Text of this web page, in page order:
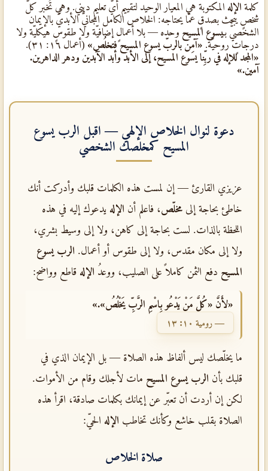
كلمة الإله المكتوبة هي المعيار الوحيد لتقييم أيٌّ تعليمٍ ديني. وهي تُخبر كلّ
شخصٍ يبحث بصدقٍ عمّا يحتاجه: الخلاص الكامل المجانيٌّ الأبديٌّ بالإيمان
الشخصيٌّ بـيسوع المسيح وحده — بلا أعمالٍ إضافيّة ولا طقوسٍ هيكليّة ولا
درجاتٍ روحيّة. «آمِن بالربّ يسوع المسيح فتخلُص» (أعمال ١٦: ٣١).
«المجد للإله في ربِّنا يسوع المسيح، إلى الأبد وأبد الآبدين ودهر الداهرين.
آمين.»
دعوة لنوال الخلاص الإلهي — اقبل الرب يسوع
المسيح كمخلصك الشخصي
عزيزي القارئ — إن لمست هذه الكلمات قلبك وأدركت أنك
خاطئ بحاجة إلى مخلّص، فاعلم أن الإله يدعوك إليه في هذه
اللحظة بالذات. لست بحاجة إلى كاهن، ولا إلى وسيط بشري،
ولا إلى مكان مقدس، ولا إلى طقوس أو أعمال. الرب يسوع
المسيح دفع الثمن كاملاً على الصليب، ووعدُ الإله قاطع وواضح:
«لأَنَّ «كُلَّ مَنْ يَدْعُو بِاسْمِ الرَّبِّ يَخْلُصُ».»
— رومية ١٠: ١٣
ما يخلّصك ليس ألفاظ هذه الصلاة — بل الإيمان الذي في
قلبك بأن الرب يسوع المسيح مات لأجلك وقام من الأموات.
لكن إن أردت أن تعبّر عن إيمانك بكلمات صادقة، اقرأ هذه
الصلاة بقلب خاشع وكأنك تخاطب الإله الحيّ:
صلاة الخلاص